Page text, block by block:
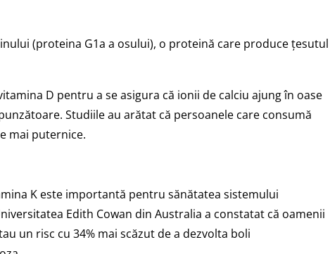
(proteina G1a a osului), o proteină care produce țesutul
D pentru a se asigura că ionii de calciu ajung în oase
Studiile au arătat că persoanele care consumă
mai puternice.
K este importantă pentru sănătatea sistemului
Edith Cowan din Australia a constatat că oamenii
un risc cu 34% mai scăzut de a dezvolta boli